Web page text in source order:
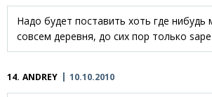
Надо будет поставить хоть где нибудь
совсем деревня, до сих пор только
14. ANDREY 10.10.2010